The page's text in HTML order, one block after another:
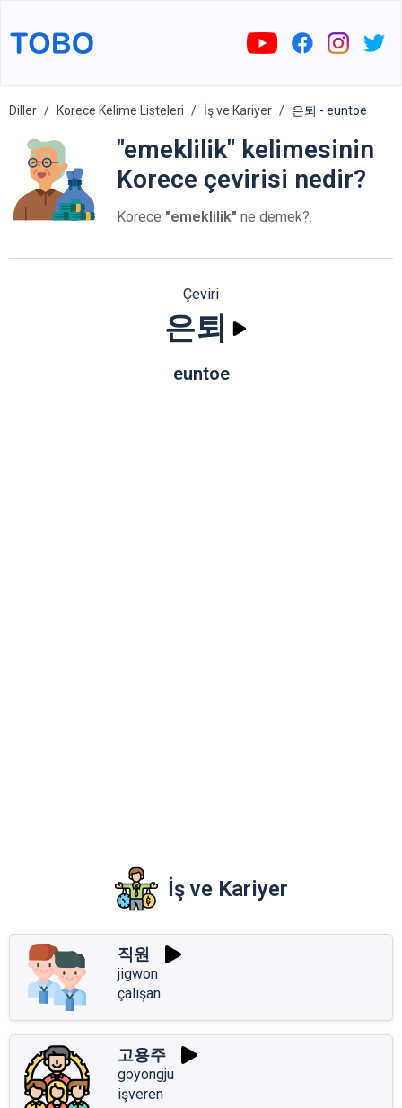
Diller Korece Kelime Listeleri İş ve Kariyer 은퇴 - euntoe
"emeklilik" kelimesinin
Korece çevirisi nedir?
Korece "emeklilik" ne demek?.
Çeviri
은퇴
euntoe
İş ve Kariyer
직원
jigwon
çalışan
고용주
goyongju
işveren